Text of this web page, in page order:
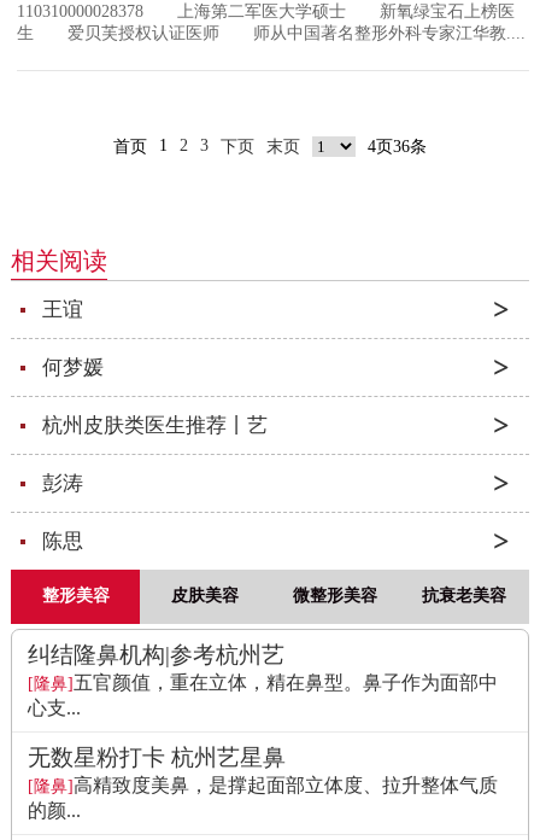
110310000028378 上海第二军医大学硕士 新氧绿宝石上榜医
生 爱贝芙授权认证医师 师从中国著名整形外科专家江华教....
首页 1 2 3 下页 末页 4页36条
相关阅读
王谊
何梦媛
杭州皮肤类医生推荐丨艺
彭涛
陈思
整形美容 皮肤美容 微整形美容 抗衰老美容
纠结隆鼻机构|参考杭州艺
[隆鼻]五官颜值，重在立体，精在鼻型。鼻子作为面部中
心支...
无数星粉打卡 杭州艺星鼻
[隆鼻]高精致度美鼻，是撑起面部立体度、拉升整体气质
的颜...